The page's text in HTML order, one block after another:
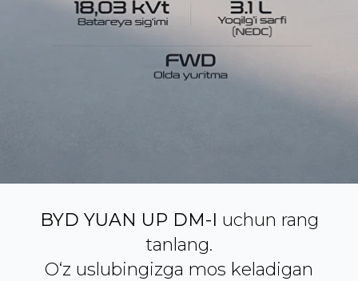
BYD YUAN UP DM-I uchun rang
tanlang.
O‘z uslubingizga mos keladigan